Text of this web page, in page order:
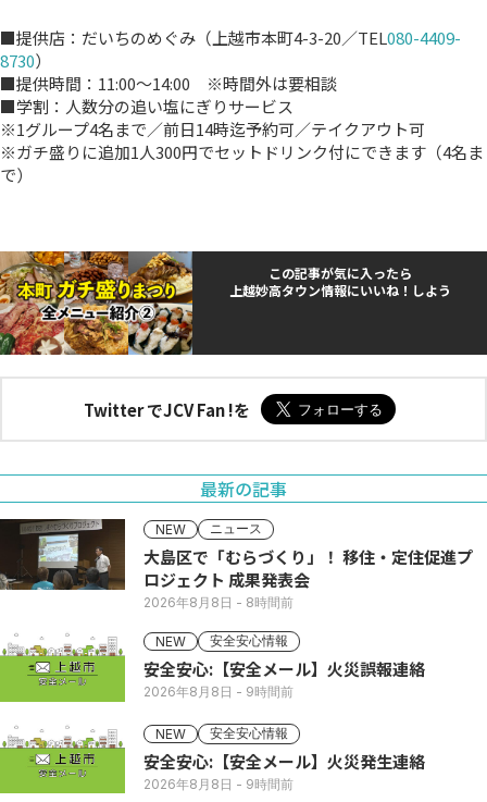
■提供店：だいちのめぐみ（上越市本町4-3-20／TEL080-4409-
8730）
■提供時間：11:00～14:00 ※時間外は要相談
■学割：人数分の追い塩にぎりサービス
※1グループ4名まで／前日14時迄予約可／テイクアウト可
※ガチ盛りに追加1人300円でセットドリンク付にできます（4名ま
で）
この記事が気に入ったら
上越妙高タウン情報にいいね！しよう
Twitter でJCV Fan !を
最新の記事
NEW ニュース
大島区で「むらづくり」！ 移住・定住促進プ
ロジェクト 成果発表会
2026年8月8日 - 8時間前
NEW 安全安心情報
安全安心:【安全メール】火災誤報連絡
2026年8月8日 - 9時間前
NEW 安全安心情報
安全安心:【安全メール】火災発生連絡
2026年8月8日 - 9時間前